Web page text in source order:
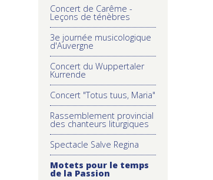
Concert de Carême -
Leçons de ténèbres
3e journée musicologique
d'Auvergne
Concert du Wuppertaler
Kurrende
Concert "Totus tuus, Maria"
Rassemblement provincial
des chanteurs liturgiques
Spectacle Salve Regina
Motets pour le temps
de la Passion